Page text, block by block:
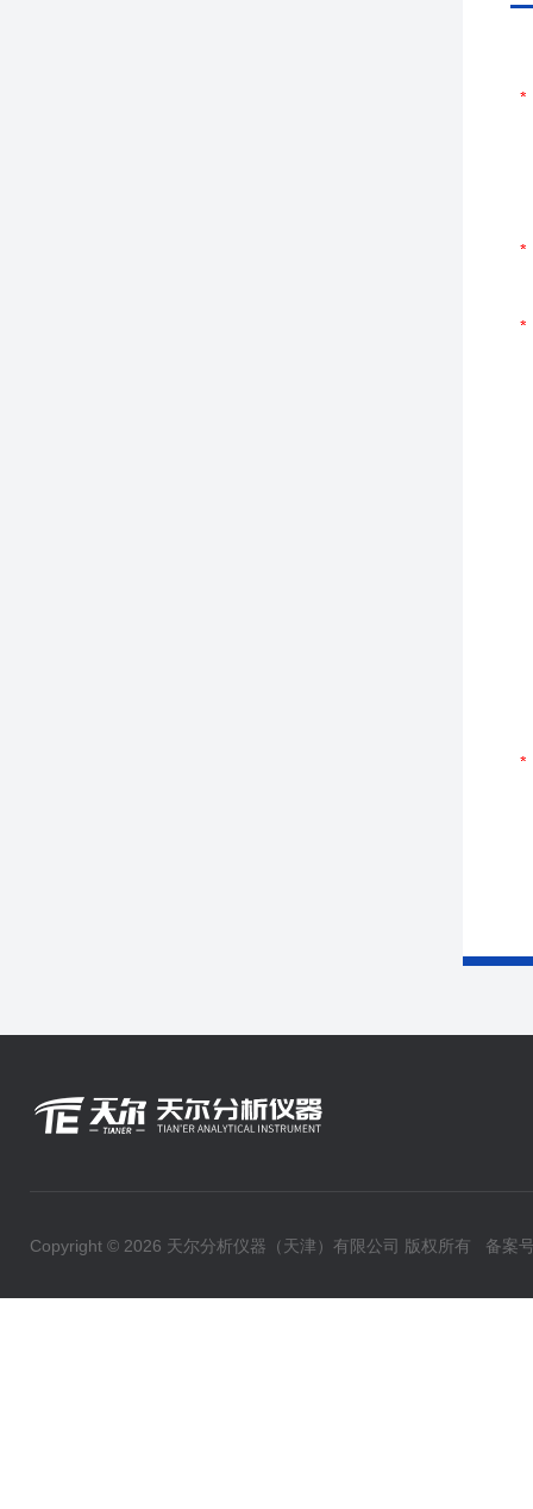
Copyright © 2026 天尔分析仪器（天津）有限公司 版权所有 备案